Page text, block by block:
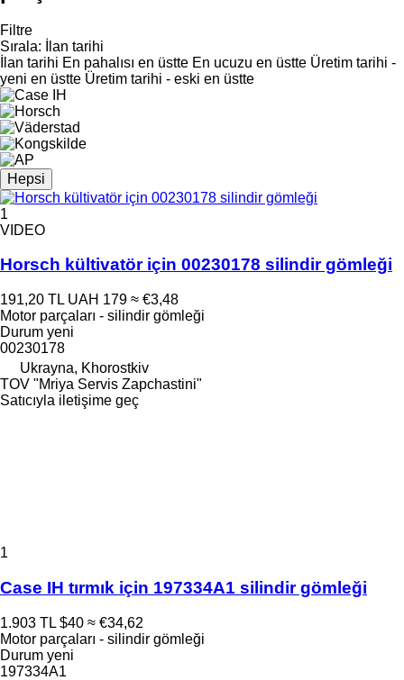
Filtre
Sırala:
İlan tarihi
İlan tarihi En pahalısı en üstte En ucuzu en üstte Üretim tarihi -
yeni en üstte Üretim tarihi - eski en üstte
Hepsi
1
VIDEO
Horsch kültivatör için 00230178 silindir gömleği
191,20 TL UAH 179 ≈ €3,48
Motor parçaları - silindir gömleği
Durum yeni
00230178
Ukrayna, Khorostkiv
TOV "Mriya Servis Zapchastini"
Satıcıyla iletişime geç
1
Case IH tırmık için 197334A1 silindir gömleği
1.903 TL $40 ≈ €34,62
Motor parçaları - silindir gömleği
Durum yeni
197334A1